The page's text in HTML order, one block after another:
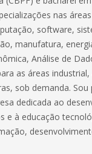
nas
software,
manufatura,
Análise de
as áreas
sob demanda. Sou
dedicada ao
e à educação